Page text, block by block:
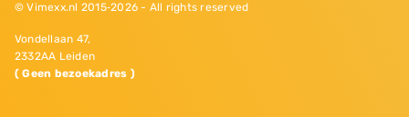
© Vimexx.nl 2015‐2026 - All rights reserved
Vondellaan 47,
2332AA Leiden
( Geen bezoekadres )